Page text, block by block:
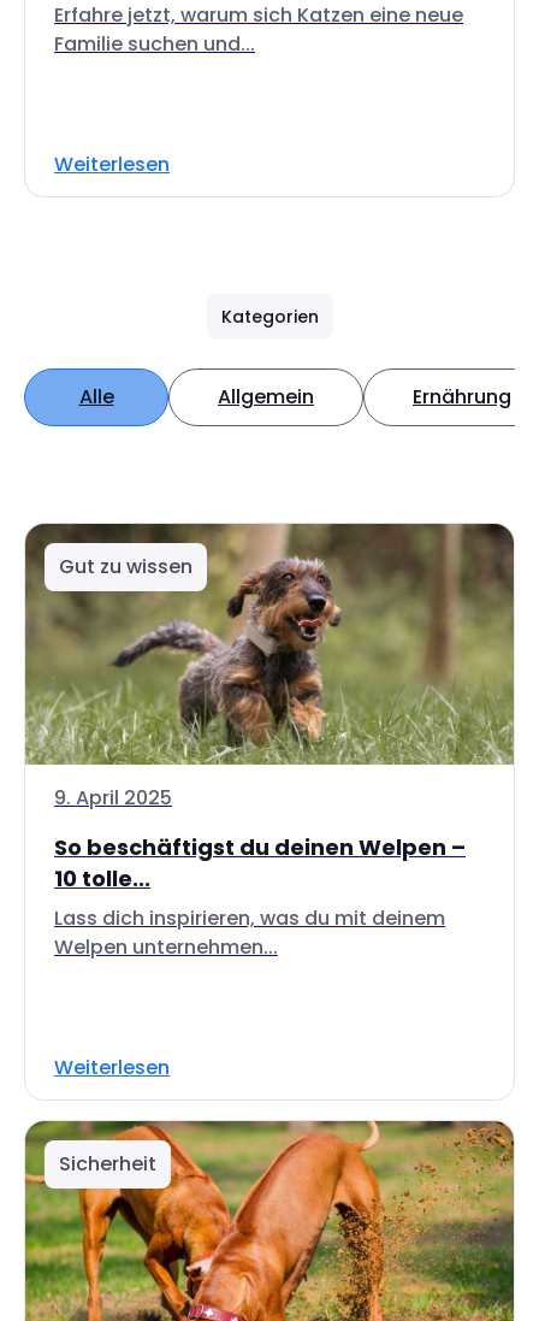
Erfahre jetzt, warum sich Katzen eine neue
Familie suchen und...
Weiterlesen
Kategorien
Alle Allgemein Ernährung
Gut zu wissen
9. April 2025
So beschäftigst du deinen Welpen –
10 tolle...
Lass dich inspirieren, was du mit deinem
Welpen unternehmen...
Weiterlesen
Sicherheit